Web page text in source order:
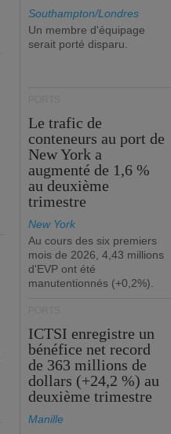
Southampton/Londres
Un membre d'équipage
serait porté disparu.
Le trafic de
conteneurs au port de
New York a
augmenté de 1,6 %
au deuxième
trimestre
New York
Au cours des six premiers
mois de 2026, 4,43 millions
d'EVP ont été
manutentionnés (+0,2%).
ICTSI enregistre un
bénéfice net record
de 363 millions de
dollars (+24,2 %) au
deuxième trimestre
Manille